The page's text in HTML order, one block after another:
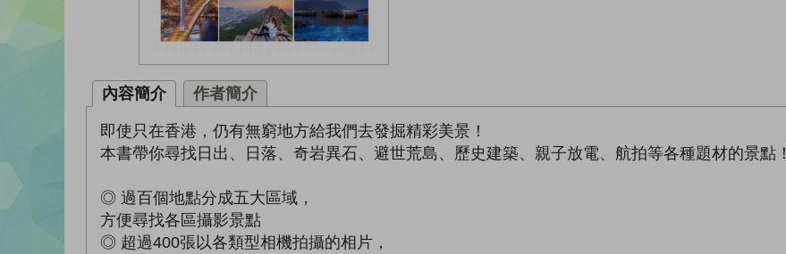
內容簡介 作者簡介
即使只在香港，仍有無窮地方給我們去發掘精彩美景！
本書帶你尋找日出、日落、奇岩異石、避世荒島、歷史建築、親子放電、航拍等各種題材的景點！
◎ 過百個地點分成五大區域，
方便尋找各區攝影景點
◎ 超過400張以各類型相機拍攝的相片，